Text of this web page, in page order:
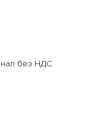
без НДС